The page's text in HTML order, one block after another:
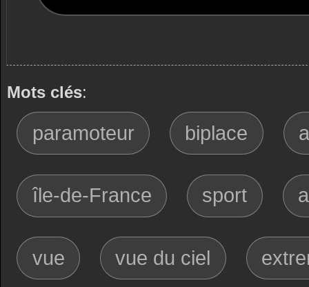
Mots clés:
paramoteur biplace
île-de-France sport
vue vue du ciel